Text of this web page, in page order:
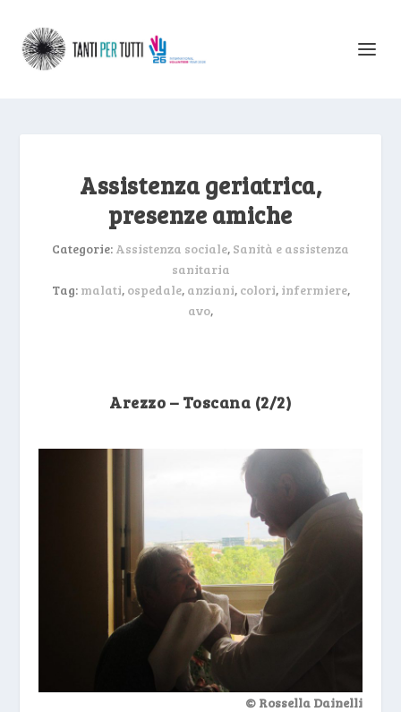
Assistenza geriatrica,
presenze amiche
Categorie: Assistenza sociale, Sanità e assistenza
sanitaria
Tag: malati, ospedale, anziani, colori, infermiere,
avo,
Arezzo – Toscana (2/2)
© Rossella Dainelli